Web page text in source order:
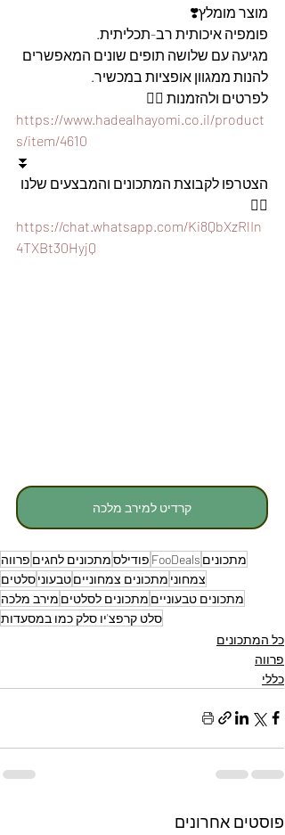
מוצר מומלץ❣️
פומפיה איכותית רב-תכליתית.
מגיעה עם שלושה תופים שונים המאפשרים
להנות ממגוון אופציות במכשיר.
לפרטים ולהזמנות 👇🏼
https://www.hadealhayomi.co.il/product
s/item/4610
⏬
הצטרפו לקבוצת המתכונים והמבצעים שלנו
👇🏽
https://chat.whatsapp.com/Ki8QbXzRlIn
4TXBt30HyjQ
קרדיט למירב מלכה
מתכונים FooDeals פודילסמתכונים לחגים פרווה
צמחוני מתכונים צמחונייםטבעוניסלטים
מתכונים טבעוניים מתכונים לסלטים מירב מלכה
סלט קרפצ'יו סלק כמו במסעדות
כל המתכונים
פרווה
כללי
פוסטים אחרונים